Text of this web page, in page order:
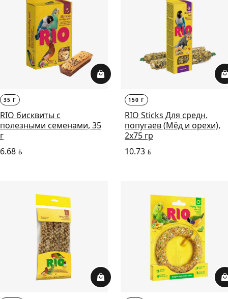
35 Г
RIO бисквиты с
полезными семенами, 35
г
6.68 BYN
150 Г
RIO Sticks Для средн.
попугаев (Мёд и орехи),
2х75 гр
10.73BYN